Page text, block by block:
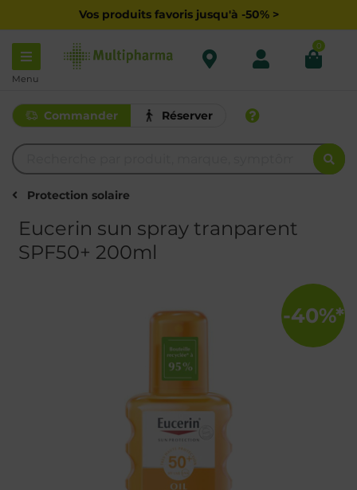
Vos produits favoris jusqu'à -50% >
Menu
0
Commander Réserver
Protection solaire
Eucerin sun spray tranparent
SPF50+ 200ml
-40%*